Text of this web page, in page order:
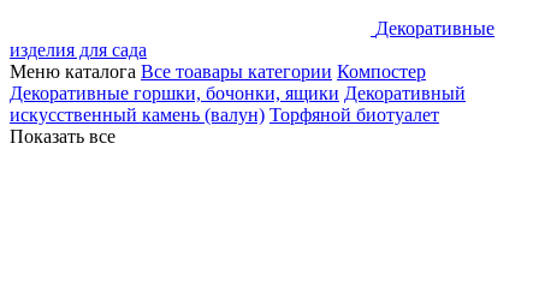
Декоративные
изделия для сада
Меню каталога Все тоавары категории Компостер
Декоративные горшки, бочонки, ящики Декоративный
искусственный камень (валун) Торфяной биотуалет
Показать все